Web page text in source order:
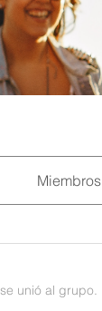
Miembros
se unió al grupo.